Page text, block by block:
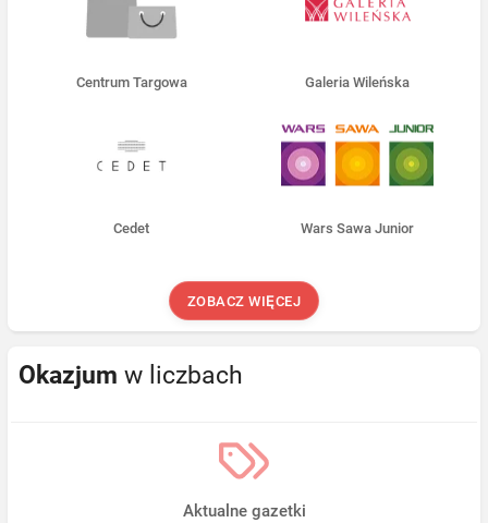
Centrum Targowa Galeria Wileńska
Cedet Wars Sawa Junior
ZOBACZ WIĘCEJ
Okazjum w liczbach
Aktualne gazetki